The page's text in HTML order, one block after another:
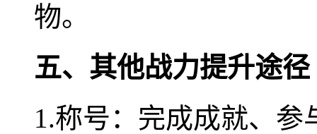
物。
五、其他战力提升途径
1.称号：完成成就、